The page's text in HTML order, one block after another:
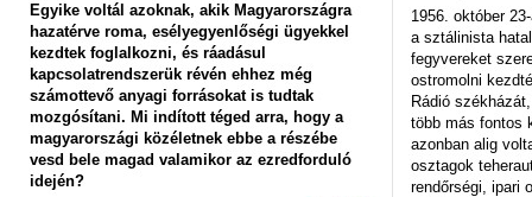
Egyike voltál azoknak, akik Magyarországra
hazatérve roma, esélyegyenlőségi ügyekkel
kezdtek foglalkozni, és ráadásul
kapcsolatrendszerük révén ehhez még
számottevő anyagi forrásokat is tudtak
mozgósítani. Mi indított téged arra, hogy a
magyarországi közéletnek ebbe a részébe
vesd bele magad valamikor az ezredforduló
idején?
1956. október
a sztálinista
fegyvereket
ostromolni
Rádió
több más fontos
azonban alig
osztagok
rendőrségi, ipari